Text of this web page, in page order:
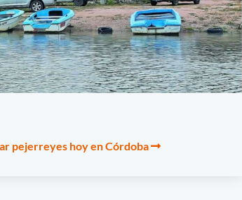
pejerreyes hoy en Córdoba